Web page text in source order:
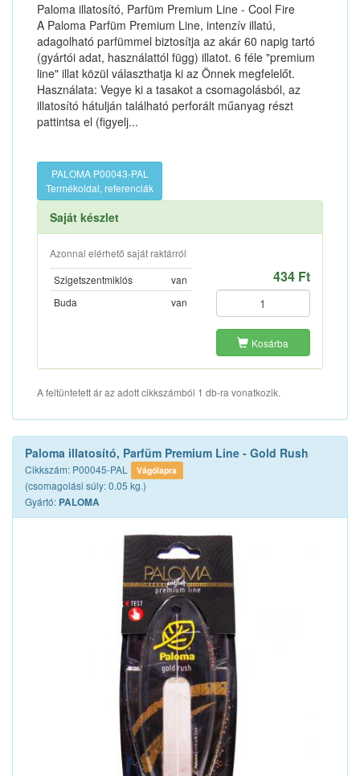
Paloma illatosító, Parfüm Premium Line - Cool Fire
A Paloma Parfüm Premium Line, intenzív illatú,
adagolható parfümmel biztosítja az akár 60 napig tartó
(gyártói adat, használattól függ) illatot. 6 féle "premium
line" illat közül választhatja ki az Önnek megfelelőt.
Használata: Vegye ki a tasakot a csomagolásból, az
illatosító hátulján található perforált műanyag részt
pattintsa el (figyelj...
PALOMA P00043-PAL
Termékoldal, referenciák
Saját készlet
Azonnal elérhető saját raktárról
Szigetszentmiklós
van
Buda
van
434 Ft
Kosárba
A feltüntetett ár az adott cikkszámból 1 db-ra vonatkozik.
Paloma illatosító, Parfüm Premium Line - Gold Rush
Cikkszám: P00045-PAL Vágólapra
(csomagolási súly: 0.05 kg.)
Gyártó: PALOMA